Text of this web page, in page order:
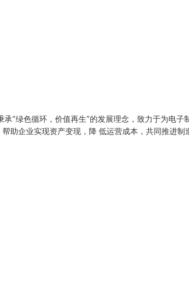
"绿色循环，价值再生"的发展理念，致力于为电子
助企业实现资产变现，降 低运营成本，共同推进制